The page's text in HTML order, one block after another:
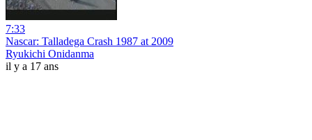
7:33
Nascar: Talladega Crash 1987 at 2009
Ryukichi Onidanma
il y a 17 ans